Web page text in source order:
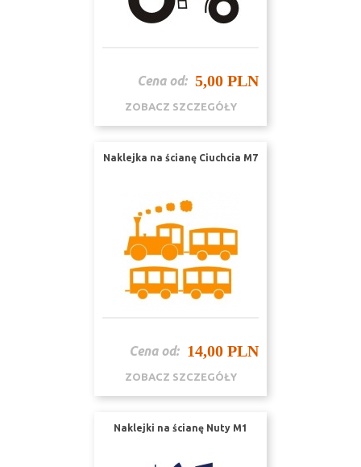
Cena od: 5,00 PLN
ZOBACZ SZCZEGÓŁY
Naklejka na ścianę Ciuchcia M7
Cena od: 14,00 PLN
ZOBACZ SZCZEGÓŁY
Naklejki na ścianę Nuty M1